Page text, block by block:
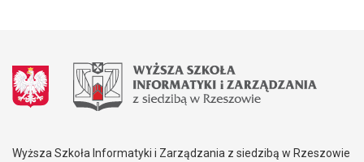
Wyższa Szkoła Informatyki i Zarządzania z siedzibą w Rzeszowie